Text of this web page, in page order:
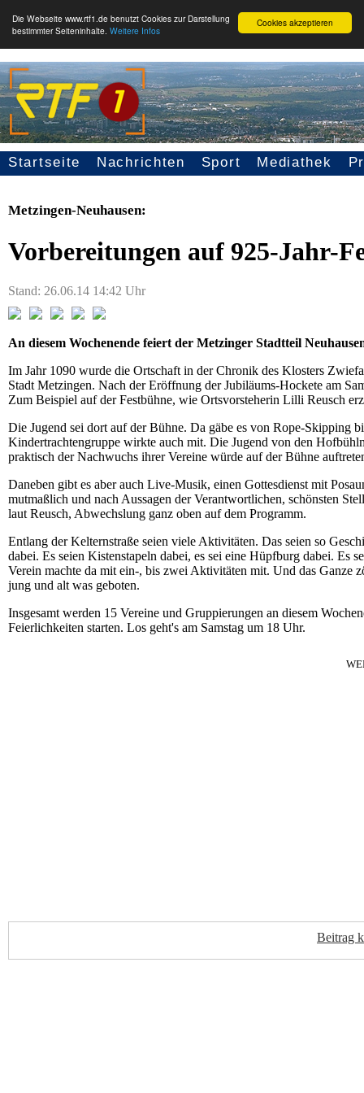
Cookies akzeptieren
Die Webseite www.rtf1.de benutzt Cookies zur Darstellung
bestimmter Seiteninhalte. Weitere Infos
Seitennavigation
Startseite Nachrichten Sport Mediathek
Metzingen-Neuhausen:
Vorbereitungen auf 925-Jahr-
Stand: 26.06.14 14:42 Uhr
An diesem Wochenende feiert der Metzinger Stadtteil
Im Jahr 1090 wurde die Ortschaft in der Chronik des Klosters
Stadt Metzingen. Nach der Eröffnung der Jubiläums-Hockete am
Zum Beispiel auf der Festbühne, wie Ortsvorsteherin Lilli Reusch
Die Jugend sei dort auf der Bühne. Da gäbe es von Rope-Skipping
Kindertrachtengruppe wirkte auch mit. Die Jugend von den
praktisch der Nachwuchs ihrer Vereine würde auf der Bühne
Daneben gibt es aber auch Live-Musik, einen Gottesdienst mit
mutmaßlich und nach Aussagen der Verantwortlichen, schönsten
laut Reusch, Abwechslung ganz oben auf dem Programm.
Entlang der Kelternstraße seien viele Aktivitäten. Das seien so
dabei. Es seien Kistenstapeln dabei, es sei eine Hüpfburg dabei. Es
Verein machte da mit ein-, bis zwei Aktivitäten mit. Und das Ganze
jung und alt was geboten.
Insgesamt werden 15 Vereine und Gruppierungen an diesem
Feierlichkeiten starten. Los geht's am Samstag um 18 Uhr.
Beitrag